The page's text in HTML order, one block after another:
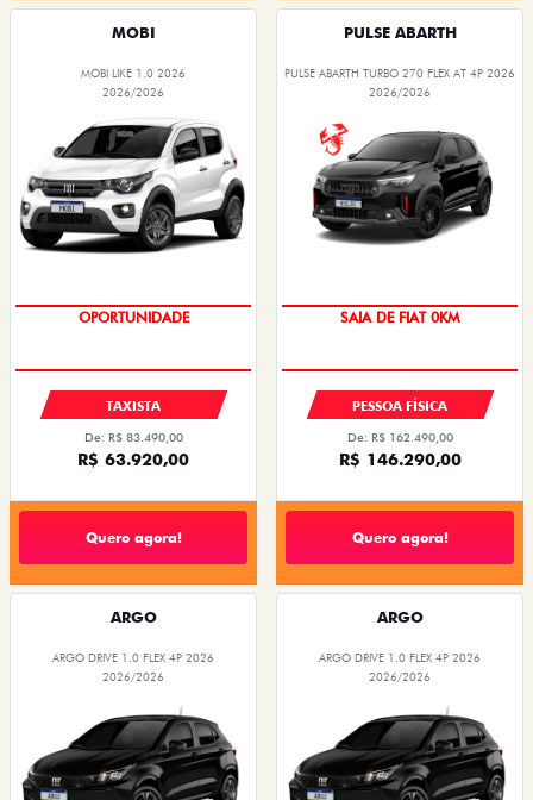
MOBI
MOBI LIKE 1.0 2026
2026/2026
OPORTUNIDADE
TAXISTA
De: R$ 83.490,00
R$ 63.920,00
Quero agora!
PULSE ABARTH
PULSE ABARTH TURBO 270 FLEX AT 4P 2026
2026/2026
OPORTUNIDADE
PESSOA FÍSICA
De: R$ 162.490,00
R$ 146.290,00
Quero agora!
ARGO
ARGO DRIVE 1.0 FLEX 4P 2026
2026/2026
ARGO
ARGO DRIVE 1.0 FLEX 4P 2026
2026/2026